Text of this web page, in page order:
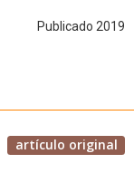
Publicado 2019
artículo original